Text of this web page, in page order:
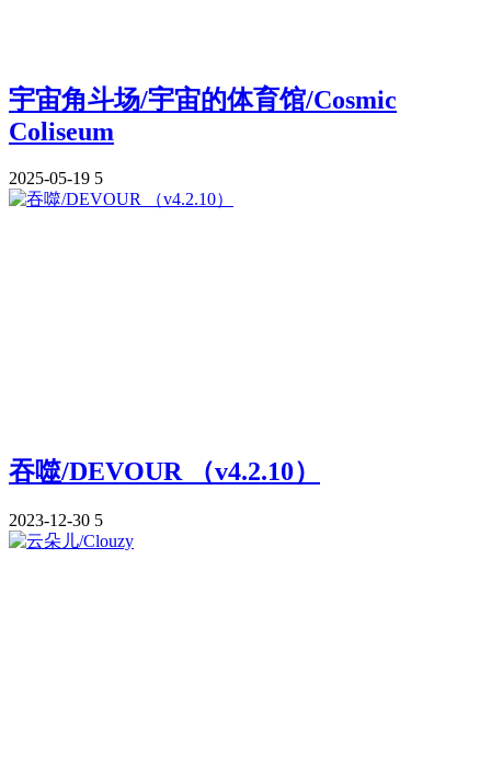
宇宙角斗场/宇宙的体育馆/Cosmic
Coliseum
2025-05-19 5
吞噬/DEVOUR （v4.2.10）
2023-12-30 5